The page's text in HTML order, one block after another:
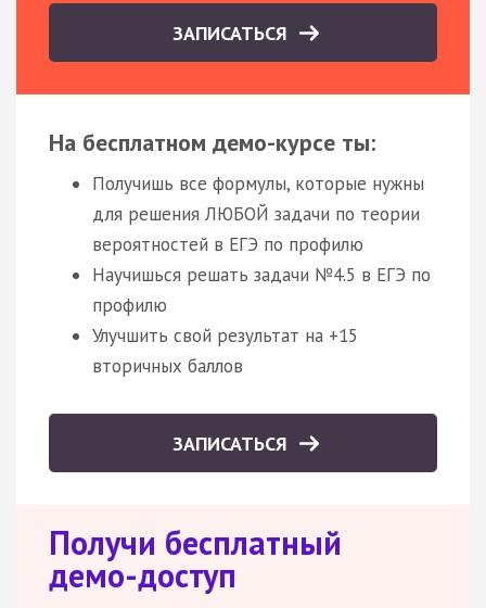
ЗАПИСАТЬСЯ
На бесплатном демо-курсе ты:
Получишь все формулы, которые нужны
для решения ЛЮБОЙ задачи по теории
вероятностей в ЕГЭ по профилю
Научишься решать задачи №4.5 в ЕГЭ по
профилю
Улучшить свой результат на +15
вторичных баллов
ЗАПИСАТЬСЯ
Получи бесплатный
демо-доступ